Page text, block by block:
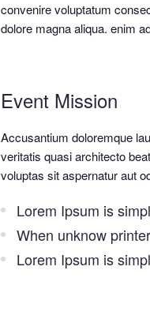
convenire voluptatum
dolore magna aliqua. enim
Event Mission
Accusantium doloremque
veritatis quasi architecto
voluptas sit aspernatur aut
Lorem Ipsum is
When unknow
Lorem Ipsum is